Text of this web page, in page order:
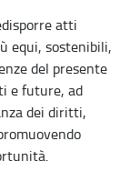
atti
equi, sostenibili,
del presente
e future, ad
dei diritti,